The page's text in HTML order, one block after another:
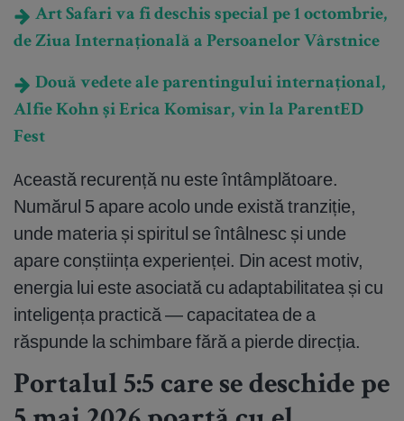
Art Safari va fi deschis special pe 1 octombrie,
de Ziua Internațională a Persoanelor Vârstnice
Două vedete ale parentingului internațional,
Alfie Kohn și Erica Komisar, vin la ParentED
Fest
Această recurență nu este întâmplătoare.
Numărul 5 apare acolo unde există tranziție,
unde materia și spiritul se întâlnesc și unde
apare conștiința experienței. Din acest motiv,
energia lui este asociată cu adaptabilitatea și cu
inteligența practică — capacitatea de a
răspunde la schimbare fără a pierde direcția.
Portalul 5:5 care se deschide pe